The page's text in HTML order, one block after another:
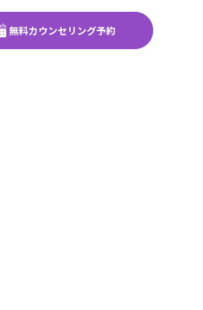
無料カウンセリング予約